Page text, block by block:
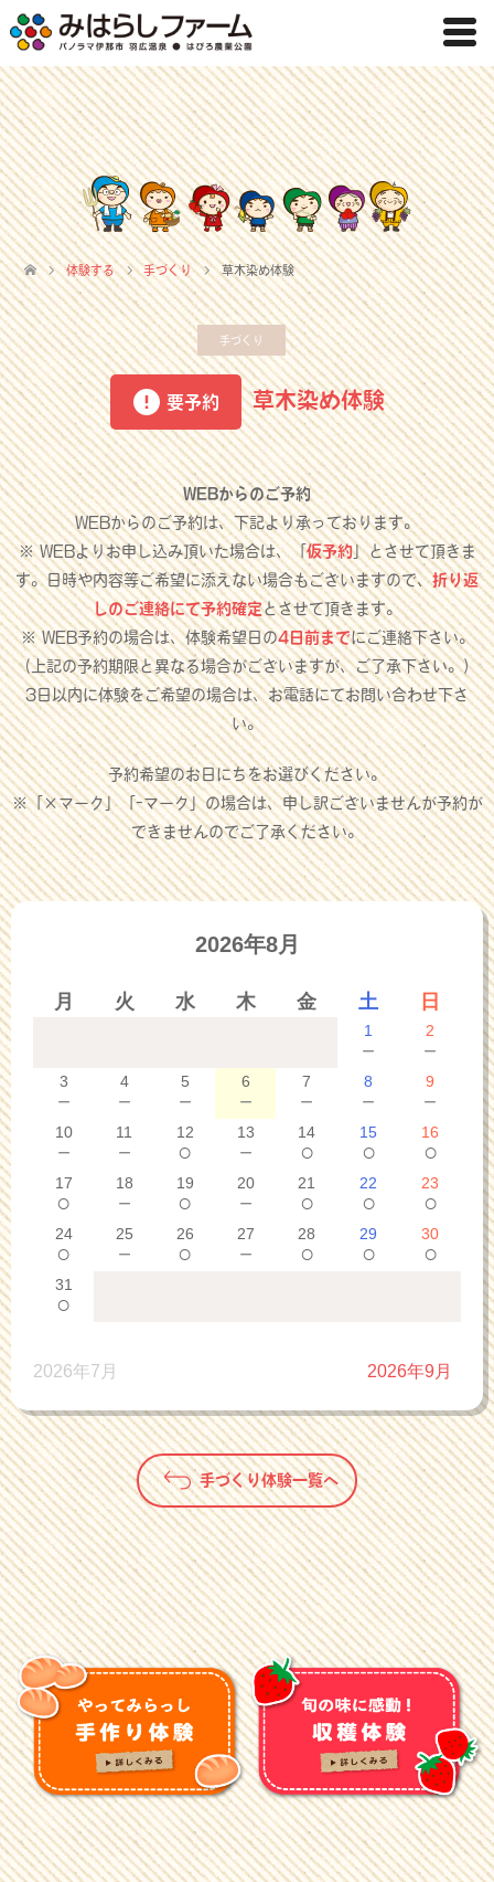
体験する 手づくり 草木染め体験
手づくり
要予約 草木染め体験
WEBからのご予約
WEBからのご予約は、下記より承っております。
※ WEBよりお申し込み頂いた場合は、「仮予約」とさせて頂きま
す。日時や内容等ご希望に添えない場合もございますので、折り返
しのご連絡にて予約確定とさせて頂きます。
※ WEB予約の場合は、体験希望日の4日前までにご連絡下さい。
（上記の予約期限と異なる場合がございますが、ご了承下さい。）
3日以内に体験をご希望の場合は、お電話にてお問い合わせ下さ
い。
予約希望のお日にちをお選びください。
※「×マーク」「-マーク」の場合は、申し訳ございませんが予約が
できませんのでご了承ください。
2026年8月
月 火 水 木 金 土 日
1
－
2
－
3
－
4
－
5
－
6
－
7
－
8
－
9
－
10
－
11
－
12
○
13
－
14
○
15
○
16
○
17
○
18
－
19
○
20
－
21
○
22
○
23
○
24
○
25
－
26
○
27
－
28
○
29
○
30
○
31
○
2026年7月 2026年9月
手づくり体験一覧へ